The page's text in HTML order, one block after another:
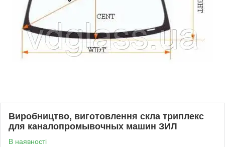
Виробництво, виготовлення скла триплекс
для каналопромывочных машин ЗИЛ
В наявності